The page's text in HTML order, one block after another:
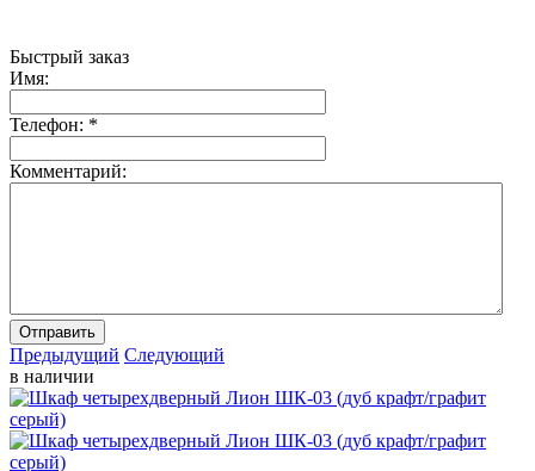
Быстрый заказ
Имя:
Телефон: *
Комментарий:
Отправить
Предыдущий Следующий
в наличии